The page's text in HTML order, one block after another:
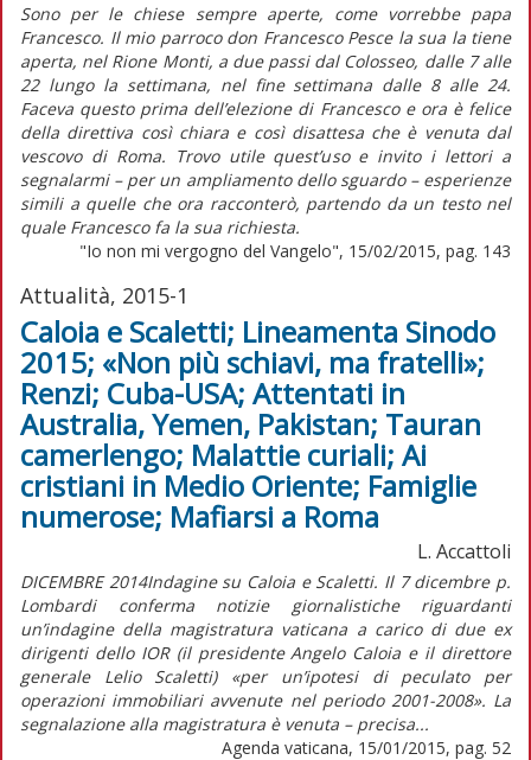
Sono per le chiese sempre aperte, come vorrebbe papa
Francesco. Il mio parroco don Francesco Pesce la sua la tiene
aperta, nel Rione Monti, a due passi dal Colosseo, dalle 7 alle
22 lungo la settimana, nel fine settimana dalle 8 alle 24.
Faceva questo prima dell’elezione di Francesco e ora è felice
della direttiva così chiara e così disattesa che è venuta dal
vescovo di Roma. Trovo utile quest’uso e invito i lettori a
segnalarmi – per un ampliamento dello sguardo – esperienze
simili a quelle che ora racconterò, partendo da un testo nel
quale Francesco fa la sua richiesta.
"Io non mi vergogno del Vangelo", 15/02/2015, pag. 143
Attualità, 2015-1
Caloia e Scaletti; Lineamenta Sinodo
2015; «Non più schiavi, ma fratelli»;
Renzi; Cuba-USA; Attentati in
Australia, Yemen, Pakistan; Tauran
camerlengo; Malattie curiali; Ai
cristiani in Medio Oriente; Famiglie
numerose; Mafiarsi a Roma
L. Accattoli
DICEMBRE 2014Indagine su Caloia e Scaletti. Il 7 dicembre p.
Lombardi conferma notizie giornalistiche riguardanti
un’indagine della magistratura vaticana a carico di due ex
dirigenti dello IOR (il presidente Angelo Caloia e il direttore
generale Lelio Scaletti) «per un’ipotesi di peculato per
operazioni immobiliari avvenute nel periodo 2001-2008». La
segnalazione alla magistratura è venuta – precisa...
Agenda vaticana, 15/01/2015, pag. 52